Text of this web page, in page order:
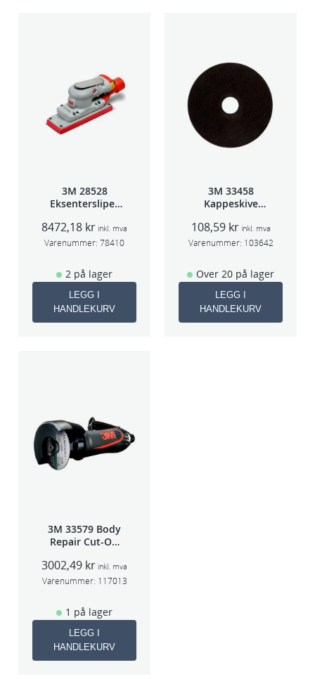
3M 28528
Eksentersliper
3mm slag
70×198
8472,18 kr inkl. mva
Varenummer: 78410
2 på lager
LEGG I
HANDLEKURV
3M 33458
Kappeskive
5stk/pk pris/stk
108,59 kr inkl. mva
Varenummer: 103642
Over 20 på lager
LEGG I
HANDLEKURV
3M 33579 Body
Repair Cut-Off
75mm
3002,49 kr inkl. mva
Varenummer: 117013
1 på lager
LEGG I
HANDLEKURV